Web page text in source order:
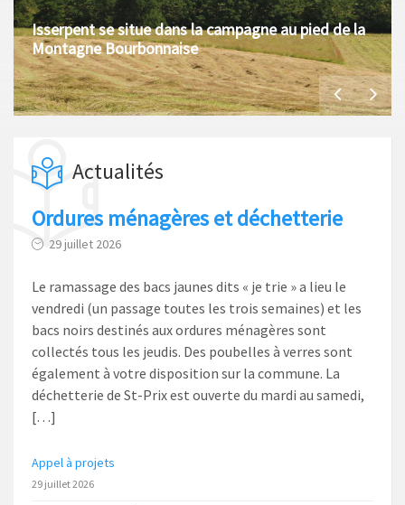
Isserpent se situe dans la campagne au pied de la
Montagne Bourbonnaise
Actualités
Ordures ménagères et déchetterie
29 juillet 2026
Le ramassage des bacs jaunes dits « je trie » a lieu le
vendredi (un passage toutes les trois semaines) et les
bacs noirs destinés aux ordures ménagères sont
collectés tous les jeudis. Des poubelles à verres sont
également à votre disposition sur la commune. La
déchetterie de St-Prix est ouverte du mardi au samedi,
[…]
Appel à projets
29 juillet 2026